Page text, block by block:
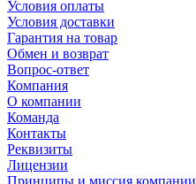
Условия оплаты
Условия доставки
Гарантия на товар
Обмен и возврат
Вопрос-ответ
Компания
О компании
Команда
Контакты
Реквизиты
Лицензии
Принципы и миссия компании